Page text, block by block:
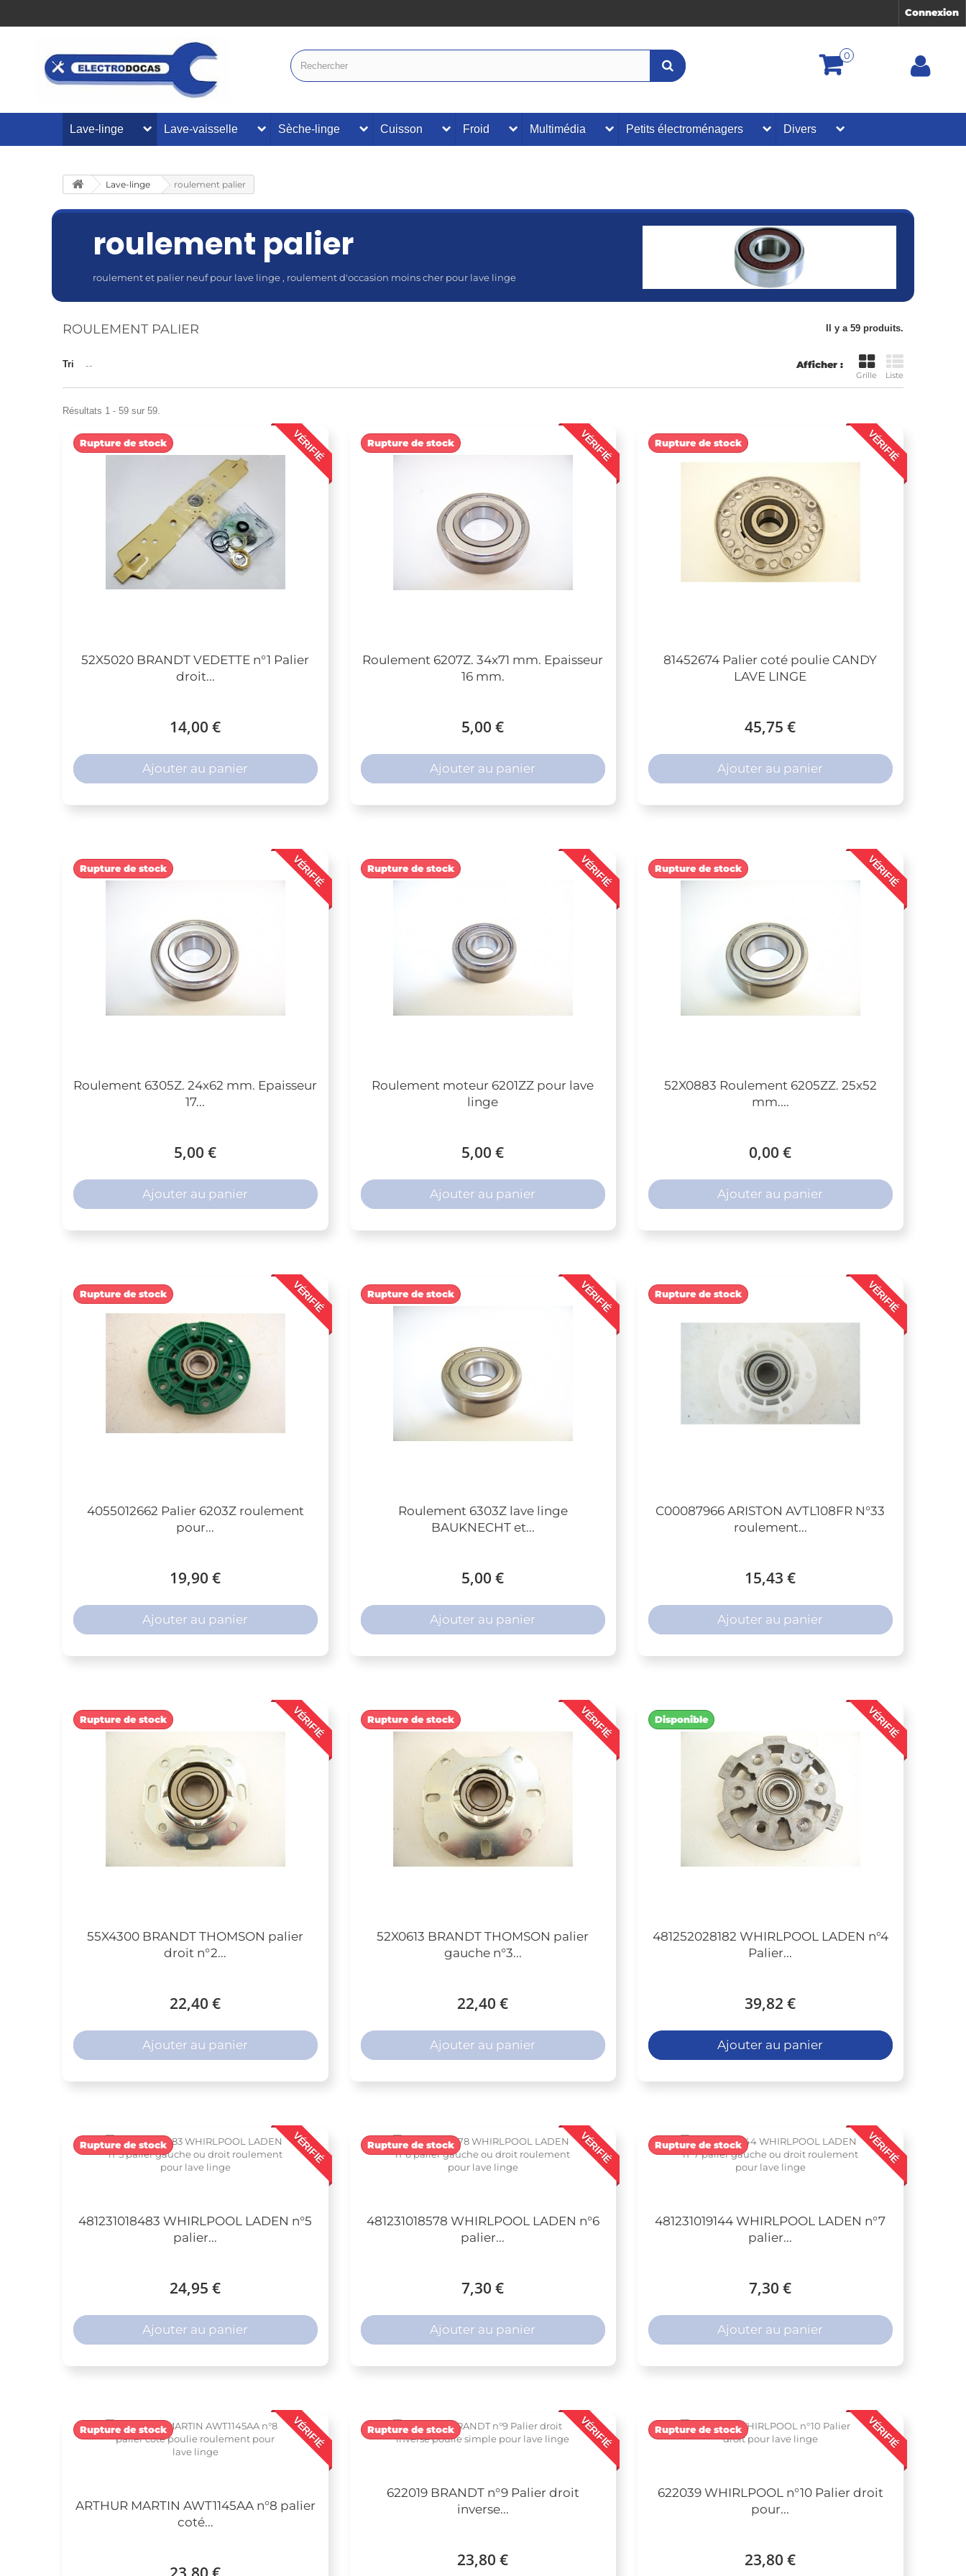
Connexion
0
Lave-linge Lave-vaisselle Sèche-linge Cuisson Froid Multimédia Petits électroménagers Divers
Lave-linge roulement palier
roulement palier
roulement et palier neuf pour lave linge , roulement d'occasion moins cher pour lave linge
ROULEMENT PALIER Il y a 59 produits.
Afficher :
Grille Liste
Tri --
Résultats 1 - 59 sur 59.
VÉRIFIÉ
52X5020 BRANDT VEDETTE n°1 Palier
droit...
14,00 €
Rupture de stock
Ajouter au panier
VÉRIFIÉ
Roulement 6207Z. 34x71 mm. Epaisseur
16 mm.
5,00 €
Rupture de stock
Ajouter au panier
VÉRIFIÉ
81452674 Palier coté poulie CANDY
LAVE LINGE
45,75 €
Rupture de stock
Ajouter au panier
VÉRIFIÉ
Roulement 6305Z. 24x62 mm. Epaisseur
17...
5,00 €
Rupture de stock
Ajouter au panier
VÉRIFIÉ
Roulement moteur 6201ZZ pour lave
linge
5,00 €
Rupture de stock
Ajouter au panier
VÉRIFIÉ
52X0883 Roulement 6205ZZ. 25x52
mm....
0,00 €
Rupture de stock
Ajouter au panier
VÉRIFIÉ
4055012662 Palier 6203Z roulement
pour...
19,90 €
Rupture de stock
Ajouter au panier
VÉRIFIÉ
Roulement 6303Z lave linge
BAUKNECHT et...
5,00 €
Rupture de stock
Ajouter au panier
VÉRIFIÉ
C00087966 ARISTON AVTL108FR N°33
roulement...
15,43 €
Rupture de stock
Ajouter au panier
VÉRIFIÉ
55X4300 BRANDT THOMSON palier
droit n°2...
22,40 €
Rupture de stock
Ajouter au panier
VÉRIFIÉ
52X0613 BRANDT THOMSON palier
gauche n°3...
22,40 €
Rupture de stock
Ajouter au panier
VÉRIFIÉ
481252028182 WHIRLPOOL LADEN n°4
Palier...
39,82 €
Disponible
Ajouter au panier
VÉRIFIÉ
481231018483 WHIRLPOOL LADEN n°5
palier...
24,95 €
Rupture de stock
Ajouter au panier
VÉRIFIÉ
481231018578 WHIRLPOOL LADEN n°6
palier...
7,30 €
Rupture de stock
Ajouter au panier
VÉRIFIÉ
481231019144 WHIRLPOOL LADEN n°7
palier...
7,30 €
Rupture de stock
Ajouter au panier
VÉRIFIÉ
ARTHUR MARTIN AWT1145AA n°8 palier
coté...
Rupture de stock VÉRIFIÉ
622019 BRANDT n°9 Palier droit
inverse...
23,80 €
Rupture de stock VÉRIFIÉ
622039 WHIRLPOOL n°10 Palier droit
pour...
23,80 €
Rupture de stock